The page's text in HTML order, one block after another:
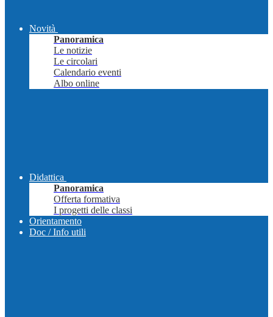
Novità
Panoramica
Le notizie
Le circolari
Calendario eventi
Albo online
Didattica
Panoramica
Offerta formativa
I progetti delle classi
Orientamento
Doc / Info utili